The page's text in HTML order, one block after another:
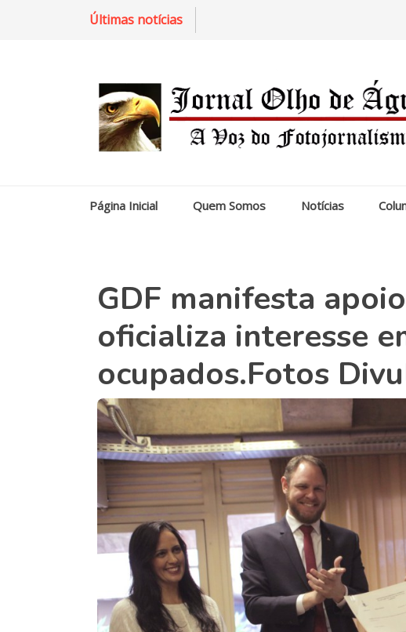
Últimas notícias
Página Inicial Quem Somos Notícias
GDF manifesta
oficializa interesse
ocupados.Fotos